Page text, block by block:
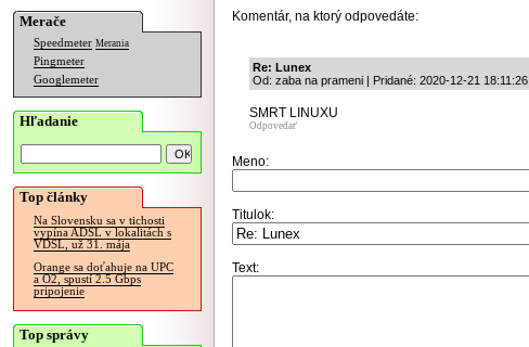
Merače
Speedmeter Merania
Pingmeter
Googlemeter
Hľadanie
Top články
Na Slovensku sa v tichosti
vypína ADSL v lokalitách s
VDSL, už 31. mája
Orange sa doťahuje na UPC
a O2, spustí 2.5 Gbps
pripojenie
Top správy
Komentár, na ktorý odpovedáte:
Re: Lunex
Od: zaba na prameni | Pridané: 2020-12-21 18:11:26
SMRT LINUXU
Odpovedať
Meno:
Titulok:
Text: